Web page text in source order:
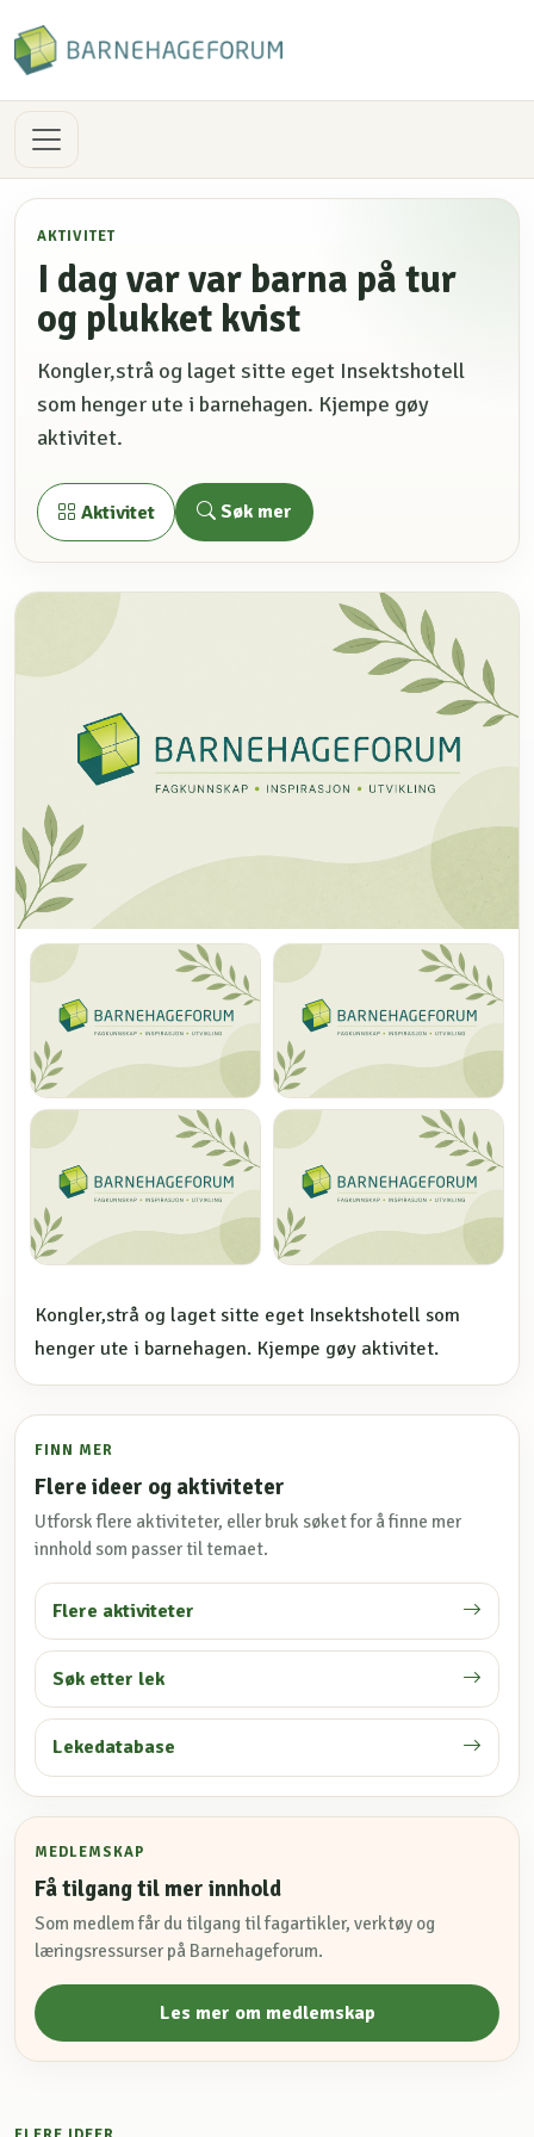
AKTIVITET
I dag var var barna på tur
og plukket kvist
Kongler,strå og laget sitte eget Insektshotell
som henger ute i barnehagen. Kjempe gøy
aktivitet.
Aktivitet Søk mer
Kongler,strå og laget sitte eget Insektshotell som
henger ute i barnehagen. Kjempe gøy aktivitet.
FINN MER
Flere ideer og aktiviteter
Utforsk flere aktiviteter, eller bruk søket for å finne mer
innhold som passer til temaet.
Flere aktiviteter
Søk etter lek
Lekedatabase
MEDLEMSKAP
Få tilgang til mer innhold
Som medlem får du tilgang til fagartikler, verktøy og
læringsressurser på Barnehageforum.
Les mer om medlemskap